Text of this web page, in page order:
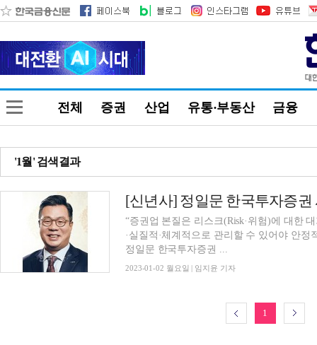
전체 증권 산업 유통·부동산 금융
'1월' 검색결과
[신년사] 정일문 한국투자증권
“증권업 본질은 리스크(Risk·위험)에 대한
·실질적·체계적으로 관리할 수 있어야 안
정일문 한국투자증권 ...
2023-01-02 월요일 | 임지윤 기자
1